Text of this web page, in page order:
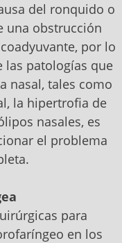
del ronquido o
una obstrucción
por lo
las patologías que
nasal, tales como
la hipertrofia de
nasales, es
el problema
para
en los